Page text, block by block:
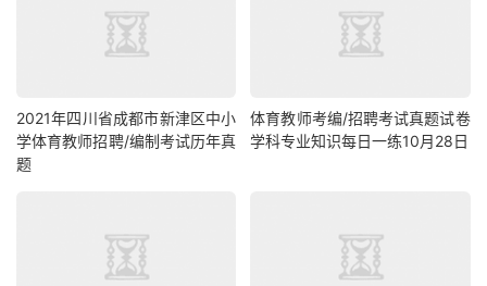
2021年四川省成都市新津区中小
学体育教师招聘/编制考试历年真
题
体育教师考编/招聘考试真题试卷
学科专业知识每日一练10月28日